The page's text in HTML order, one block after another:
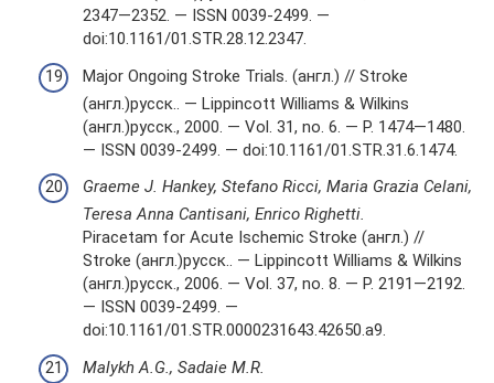
2347—2352. — ISSN 0039-2499. —
doi:10.1161/01.STR.28.12.2347.
Major Ongoing Stroke Trials. (англ.) // Stroke
(англ.)русск.. — Lippincott Williams & Wilkins
(англ.)русск., 2000. — Vol. 31, no. 6. — P. 1474—1480.
— ISSN 0039-2499. — doi:10.1161/01.STR.31.6.1474.
Graeme J. Hankey, Stefano Ricci, Maria Grazia Celani,
Teresa Anna Cantisani, Enrico Righetti.
Piracetam for Acute Ischemic Stroke (англ.) //
Stroke (англ.)русск.. — Lippincott Williams & Wilkins
(англ.)русск., 2006. — Vol. 37, no. 8. — P. 2191—2192.
— ISSN 0039-2499. —
doi:10.1161/01.STR.0000231643.42650.a9.
Malykh A.G., Sadaie M.R.